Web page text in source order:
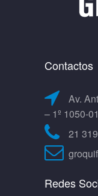
Contactos
Av.
– 1º 1050-
21
Redes